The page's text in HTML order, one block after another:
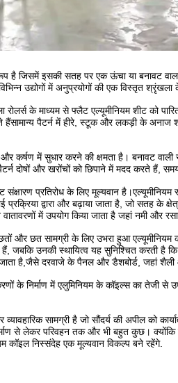
है जिसमें इसकी सतह पर एक ऊंचा या बनावट
उद्योगों में अनुप्रयोगों की एक विस्तृत
के माध्यम से फ्लैट एल्यूमीनियम शीट को
पैटर्न में हीरे, स्टूक और लकड़ी के अनाज
में सुधार करने की क्षमता है। बनावट वाली
दोषों और खरोंचों को छिपाने में मदद करते हैं,
प्रतिरोध के लिए मूल्यवान
प्रक्रिया द्वारा और बढ़ाया जाता है, जो
में उपयोग किया जाता है जहां नमी और
छतों और छत सामग्री के लिए उभरा हुआ
उनकी स्थायित्व यह सुनिश्चित करती है कि
जाता है,जैसे दरवाजे के पैनल और डैशबोर्ड, जहां शैली
के निर्माण में एलुमिनियम के कॉइल्स का तेजी से
सामग्री है जो सौंदर्य की अपील को
से लेकर परिवहन तक और भी बहुत कुछ। क्योंकि
कॉइल निस्संदेह एक मूल्यवान विकल्प बने रहेंगे.